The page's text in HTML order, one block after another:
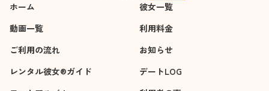
ホーム
彼女一覧
動画一覧
利用料金
ご利用の流れ
お知らせ
レンタル彼女®ガイド
デートLOG